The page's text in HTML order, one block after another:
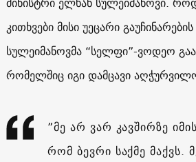
კითხვები მისი უეცარი
სულეიმანოვმა “სელფი”-ვოდეო
რომელშიც იგი დამცავი
”მე არ ვარ კავშირზე
რომ ბევრი საქმე მაქვს.